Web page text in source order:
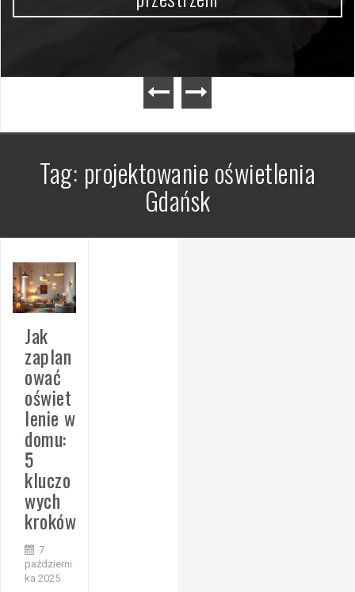
Tag: projektowanie oświetlenia
Gdańsk
Jak
zaplan
ować
oświet
lenie w
domu:
5
kluczo
wych
kroków
7
październi
ka 2025